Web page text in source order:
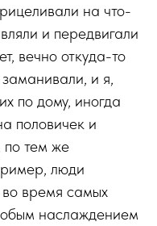
на что-
и передвигали
вечно откуда-то
и я,
по дому, иногда
половичек и
по тем же
люди
время самых
наслаждением